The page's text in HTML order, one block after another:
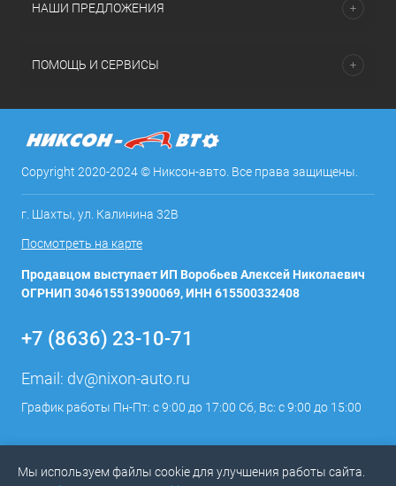
Мы используем файлы cookie для улучшения работы сайта.
НАШИ ПРЕДЛОЖЕНИЯ
ПОМОЩЬ И СЕРВИСЫ
Copyright 2020-2024 © Никсон-авто. Все права защищены.
г. Шахты, ул. Калинина 32В
Посмотреть на карте
Продавцом выступает ИП Воробьев Алексей Николаевич
ОГРНИП 304615513900069, ИНН 615500332408
+7 (8636) 23-10-71
Email: dv@nixon-auto.ru
График работы Пн-Пт: с 9:00 до 17:00 Сб, Вс: с 9:00 до 15:00